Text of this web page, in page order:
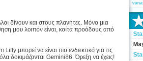
δίνουν και στους πλανήτες. Μόνο μια
μου λοιπόν είναι, κοίτα προόδους από
μπορεί να είναι πιο ενδεικτικό για τις
δοκιμάζονται Gemini86. Όρεξη να έχεις!